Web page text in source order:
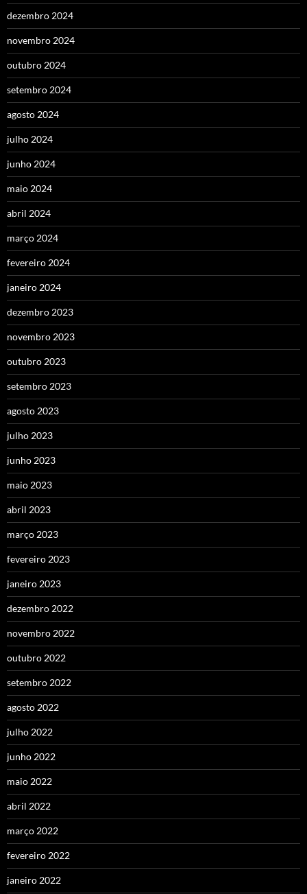
dezembro 2024
novembro 2024
outubro 2024
setembro 2024
agosto 2024
julho 2024
junho 2024
maio 2024
abril 2024
março 2024
fevereiro 2024
janeiro 2024
dezembro 2023
novembro 2023
outubro 2023
setembro 2023
agosto 2023
julho 2023
junho 2023
maio 2023
abril 2023
março 2023
fevereiro 2023
janeiro 2023
dezembro 2022
novembro 2022
outubro 2022
setembro 2022
agosto 2022
julho 2022
junho 2022
maio 2022
abril 2022
março 2022
fevereiro 2022
janeiro 2022